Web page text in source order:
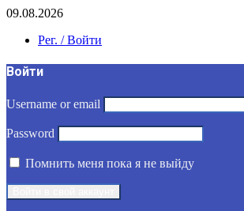
09.08.2026
Рег. / Войти
Войти
Username or email
Password
Помнить меня пока я не выйду